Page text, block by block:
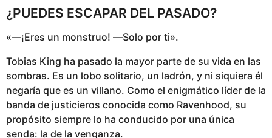
¿PUEDES ESCAPAR DEL PASADO?
«―¡Eres un monstruo! ―Solo por ti».
Tobias King ha pasado la mayor parte de su vida en las
sombras. Es un lobo solitario, un ladrón, y ni siquiera él
negaría que es un villano. Como el enigmático líder de la
banda de justicieros conocida como Ravenhood, su
propósito siempre lo ha conducido por una única
senda: la de la venganza.